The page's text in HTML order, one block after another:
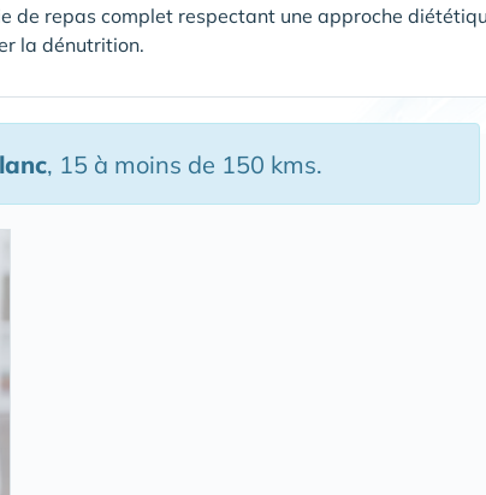
de repas complet respectant une approche
la dénutrition.
, 15 à moins de 150 kms.